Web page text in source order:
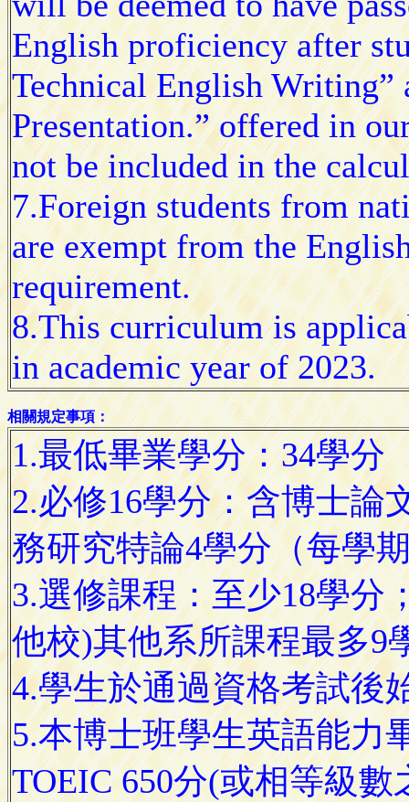
English proficiency after
Technical English Writing”
Presentation.” offered in
not be included in the
7.Foreign students from
are exempt from the
requirement.
8.This curriculum is
in academic year of 2023.
相關規定事項：
1.最低畢業學分：34學分
2.必修16學分：含博士論
務研究特論4學分（每學
3.選修課程：至少18學分
他校)其他系所課程最多9
4.學生於通過資格考試後
5.本博士班學生英語能力
TOEIC 650分(或相等級